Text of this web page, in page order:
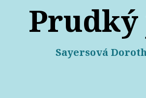
Prudký
Sayersová